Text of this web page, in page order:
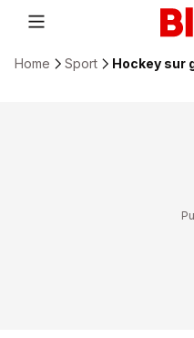
Home Sport Hockey sur